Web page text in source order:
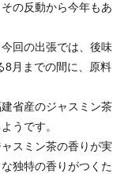
の反動から今年もあ
回の出張では、後味
8月までの間に、原料
省産のジャスミン茶
うです。
スミン茶の香りが実
独特の香りがつくた